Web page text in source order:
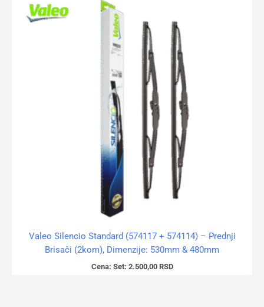
Valeo Silencio Standard (574117 + 574114) – Prednji
Brisači (2kom), Dimenzije: 530mm & 480mm
Cena: Set: 2.500,00 RSD